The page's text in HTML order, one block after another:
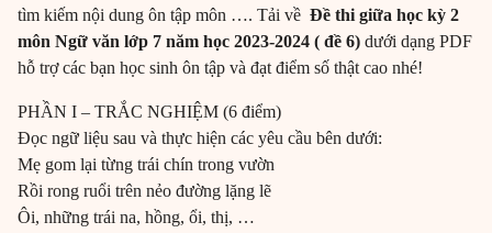
tìm kiếm nội dung ôn tập môn …. Tải về Đề thi giữa học kỳ 2
môn Ngữ văn lớp 7 năm học 2023-2024 ( đề 6) dưới dạng PDF
hỗ trợ các bạn học sinh ôn tập và đạt điểm số thật cao nhé!
PHẦN I – TRẮC NGHIỆM (6 điểm)
Đọc ngữ liệu sau và thực hiện các yêu cầu bên dưới:
Mẹ gom lại từng trái chín trong vườn
Rồi rong ruổi trên nẻo đường lặng lẽ
Ôi, những trái na, hồng, ổi, thị, …